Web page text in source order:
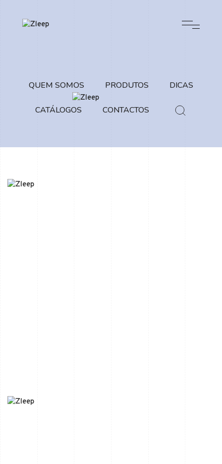
QUEM SOMOS PRODUTOS DICAS
CATÁLOGOS CONTACTOS